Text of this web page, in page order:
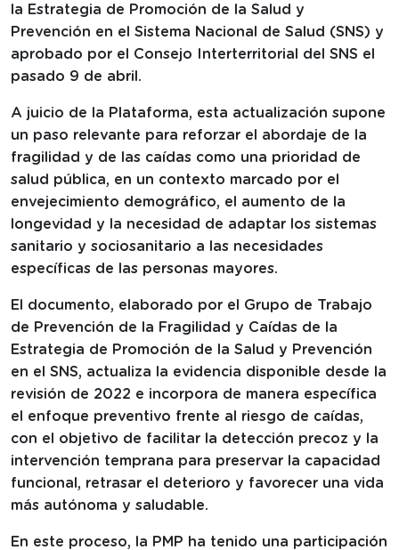
la Estrategia de Promoción de la Salud y
Prevención en el Sistema Nacional de Salud (SNS) y
aprobado por el Consejo Interterritorial del SNS el
pasado 9 de abril.
A juicio de la Plataforma, esta actualización supone
un paso relevante para reforzar el abordaje de la
fragilidad y de las caídas como una prioridad de
salud pública, en un contexto marcado por el
envejecimiento demográfico, el aumento de la
longevidad y la necesidad de adaptar los sistemas
sanitario y sociosanitario a las necesidades
específicas de las personas mayores.
El documento, elaborado por el Grupo de Trabajo
de Prevención de la Fragilidad y Caídas de la
Estrategia de Promoción de la Salud y Prevención
en el SNS, actualiza la evidencia disponible desde la
revisión de 2022 e incorpora de manera específica
el enfoque preventivo frente al riesgo de caídas,
con el objetivo de facilitar la detección precoz y la
intervención temprana para preservar la capacidad
funcional, retrasar el deterioro y favorecer una vida
más autónoma y saludable.
En este proceso, la PMP ha tenido una participación